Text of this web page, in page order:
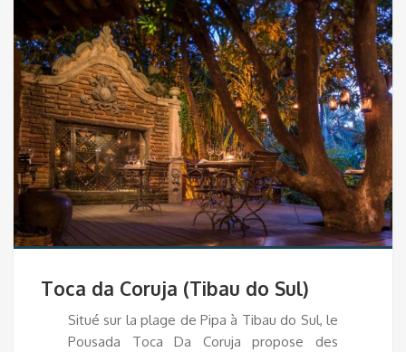
Toca da Coruja (Tibau do Sul)
Situé sur la plage de Pipa à Tibau do Sul, le
Pousada Toca Da Coruja propose des